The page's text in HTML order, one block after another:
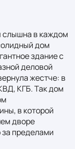
слышна в каждом
дом
здание с
деловой
жестче: в
КГБ. Так дом
в которой
дворе
пределами